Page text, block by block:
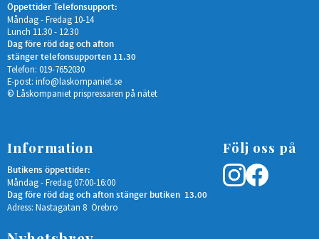
Öppettider Telefonsupport:
Måndag - Fredag 10-14
Lunch 11.30 - 12.30
Dag före röd dag och afton
stänger telefonsupporten 11.30
Telefon: 019-7652030
E-post: info@laskompaniet.se
© Låskompaniet prispressaren på nätet
Information
Butikens öppettider:
Måndag - Fredag 07:00-16:00
Dag före röd dag och afton stänger butiken 13.00
Adress: Nastagatan 8 Örebro
Följ oss på